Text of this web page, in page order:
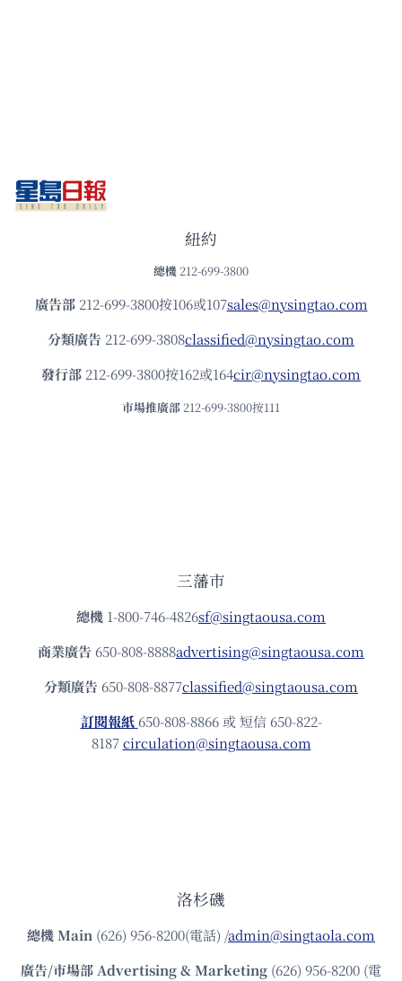
紐約
總機 212-699-3800
廣告部212-699-3800按106或107sales@nysingtao.com
分類廣告 212-699-3808classified@nysingtao.com
發⾏部 212-699-3800按162或164cir@nysingtao.com
市場推廣部 212-699-3800按111
三藩市
總機 1-800-746-4826sf@singtaousa.com
商業廣告 650-808-8888advertising@singtaousa.com
分類廣告 650-808-8877classified@singtaousa.com
訂閱報紙 650-808-8866 或 短信 650-822-
8187circulation@singtaousa.com
洛杉磯
總機Main (626) 956-8200(電話) /admin@singtaola.com
廣告/市場部Advertising & Marketing (626) 956-8200 (電